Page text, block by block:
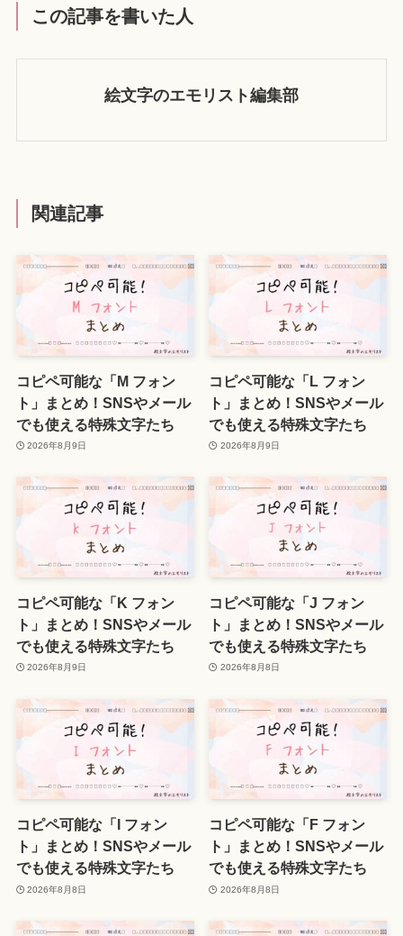
この記事を書いた人
絵文字のエモリスト編集部
関連記事
コピペ可能な「M フォン
ト」まとめ！SNSやメール
でも使える特殊文字たち
2026年8月9日
コピペ可能な「L フォン
ト」まとめ！SNSやメール
でも使える特殊文字たち
2026年8月9日
コピペ可能な「K フォン
ト」まとめ！SNSやメール
でも使える特殊文字たち
2026年8月9日
コピペ可能な「J フォン
ト」まとめ！SNSやメール
でも使える特殊文字たち
2026年8月8日
コピペ可能な「I フォン
ト」まとめ！SNSやメール
でも使える特殊文字たち
2026年8月8日
コピペ可能な「F フォン
ト」まとめ！SNSやメール
でも使える特殊文字たち
2026年8月8日